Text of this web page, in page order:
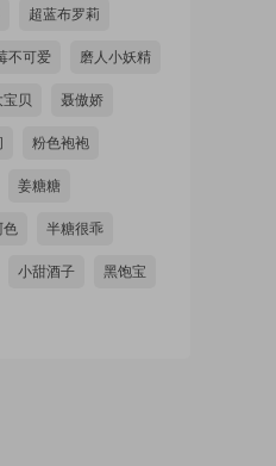
超蓝布罗莉
不可爱 磨人小妖精
贝 聂傲娇
粉色袍袍
姜糖糖
色 半糖很乖
小甜酒子 黑饱宝